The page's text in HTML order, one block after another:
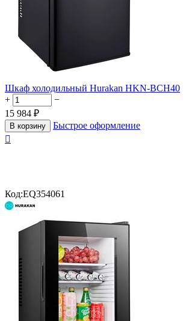
Шкаф холодильный Hurakan HKN-BCH40
+
−
15 984 ₽
В корзину
Быстрое оформление

Код:EQ354061